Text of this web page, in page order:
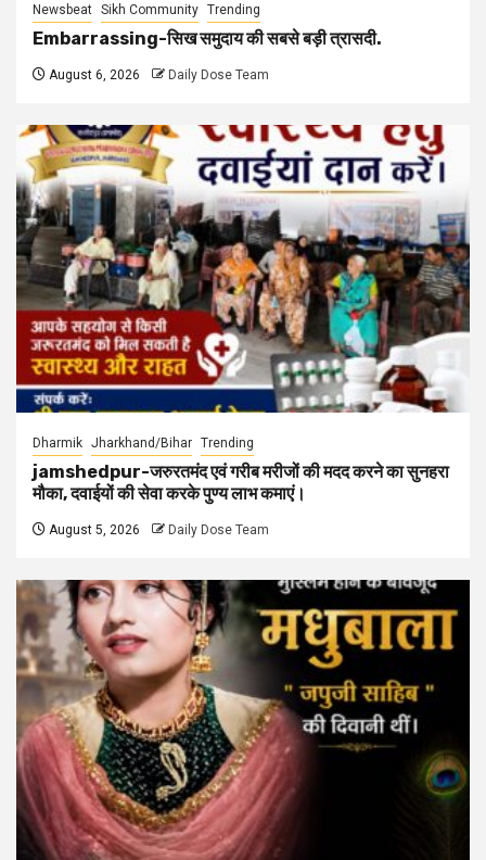
Newsbeat Sikh Community Trending
Embarrassing-सिख समुदाय की सबसे बड़ी त्रासदी.
August 6, 2026 Daily Dose Team
Dharmik Jharkhand/Bihar Trending
jamshedpur-जरुरतमंद एवं गरीब मरीजों की मदद करने का सुनहरा
मौका, दवाईयों की सेवा करके पुण्य लाभ कमाएं।
August 5, 2026 Daily Dose Team